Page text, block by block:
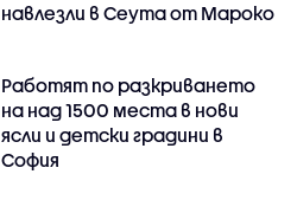
навлезли в Сеута от Мароко
Работят по разкриването
на над 1500 места в нови
ясли и детски градини в
София